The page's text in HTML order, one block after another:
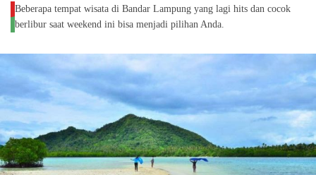
Beberapa tempat wisata di Bandar Lampung yang lagi hits dan cocok
berlibur saat weekend ini bisa menjadi pilihan Anda.